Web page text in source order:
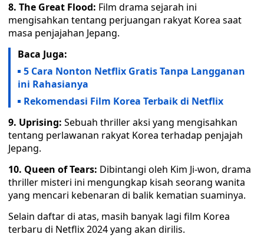
8. The Great Flood: Film drama sejarah ini
mengisahkan tentang perjuangan rakyat Korea saat
masa penjajahan Jepang.
Baca Juga:
5 Cara Nonton Netflix Gratis Tanpa Langganan
ini Rahasianya
Rekomendasi Film Korea Terbaik di Netflix
9. Uprising: Sebuah thriller aksi yang mengisahkan
tentang perlawanan rakyat Korea terhadap penjajah
Jepang.
10. Queen of Tears: Dibintangi oleh Kim Ji-won, drama
thriller misteri ini mengungkap kisah seorang wanita
yang mencari kebenaran di balik kematian suaminya.
Selain daftar di atas, masih banyak lagi film Korea
terbaru di Netflix 2024 yang akan dirilis.